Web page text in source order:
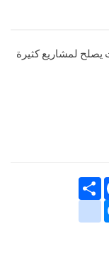
يصلح لمشاريع كثيرة
انشر
google_bookmarks